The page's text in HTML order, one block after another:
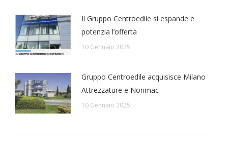
Il Gruppo Centroedile si espande e
potenzia l’offerta
10 Gennaio 2025
Gruppo Centroedile acquisisce Milano
Attrezzature e Norimac
10 Gennaio 2025